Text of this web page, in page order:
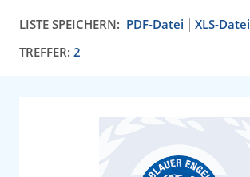
LISTE SPEICHERN: PDF-Datei
XLS-Datei
TREFFER: 2